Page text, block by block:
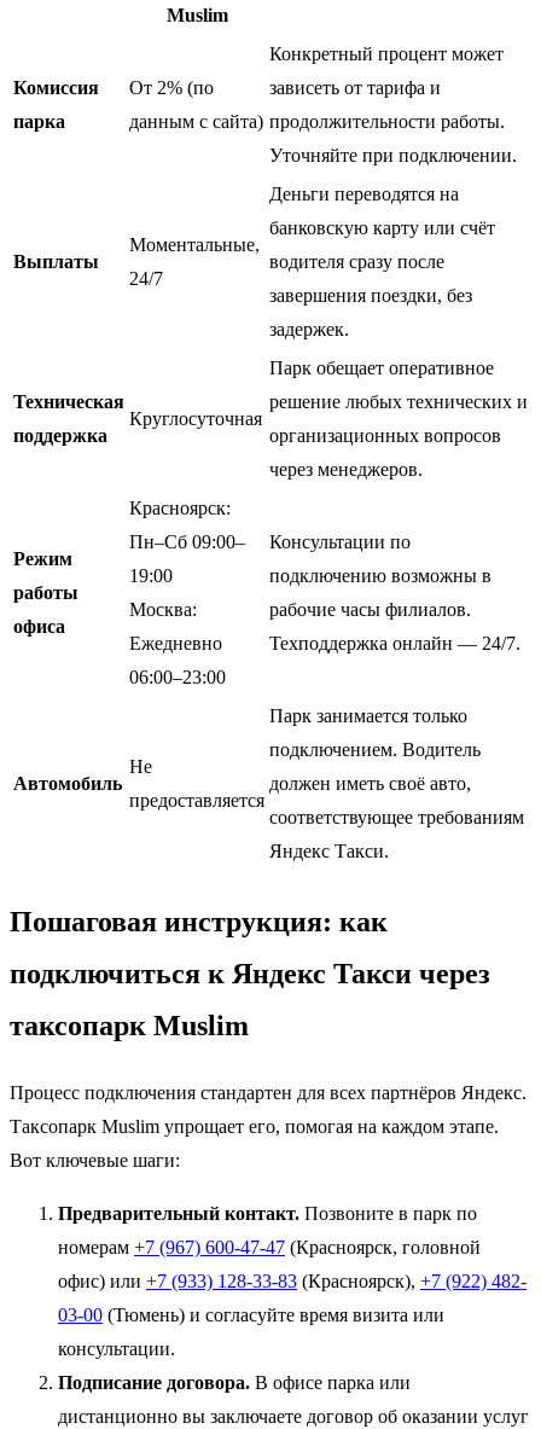
Muslim
Комиссия
парка
От 2% (по
данным с сайта)
Конкретный процент может
зависеть от тарифа и
продолжительности работы.
Уточняйте при подключении.
Выплаты
Моментальные,
24/7
Деньги переводятся на
банковскую карту или счёт
водителя сразу после
завершения поездки, без
задержек.
Техническая
поддержка
Круглосуточная
Парк обещает оперативное
решение любых технических и
организационных вопросов
через менеджеров.
Режим
работы
офиса
Красноярск:
Пн–Сб 09:00–
19:00
Москва:
Ежедневно
06:00–23:00
Консультации по
подключению возможны в
рабочие часы филиалов.
Техподдержка онлайн — 24/7.
Автомобиль
Не
предоставляется
Парк занимается только
подключением. Водитель
должен иметь своё авто,
соответствующее требованиям
Яндекс Такси.
Пошаговая инструкция: как
подключиться к Яндекс Такси через
таксопарк Muslim
Процесс подключения стандартен для всех партнёров Яндекс.
Таксопарк Muslim упрощает его, помогая на каждом этапе.
Вот ключевые шаги:
Предварительный контакт. Позвоните в парк по
номерам +7 (967) 600-47-47 (Красноярск, головной
офис) или +7 (933) 128-33-83 (Красноярск), +7 (922) 482-
03-00 (Тюмень) и согласуйте время визита или
консультации.
Подписание договора. В офисе парка или
дистанционно вы заключаете договор об оказании услуг